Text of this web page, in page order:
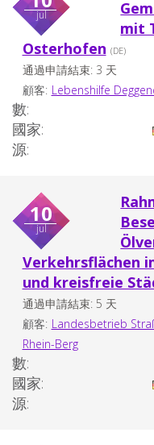
jul
mit
Osterhofen (DE)
通過申請結束: 3 天
顧客: Lebenshilfe
數:
國家:
源:
10
jul
Verkehrsflächen
und kreisfreie
通過申請結束: 5 天
顧客: Landesbetrieb
Rhein-Berg
數:
國家:
源: